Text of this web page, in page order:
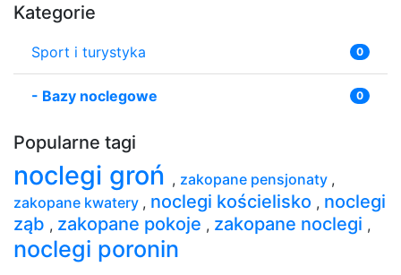
Kategorie
Sport i turystyka 0
- Bazy noclegowe 0
Popularne tagi
noclegi groń , zakopane pensjonaty ,
zakopane kwatery , noclegi kościelisko , noclegi
ząb , zakopane pokoje , zakopane noclegi ,
noclegi poronin